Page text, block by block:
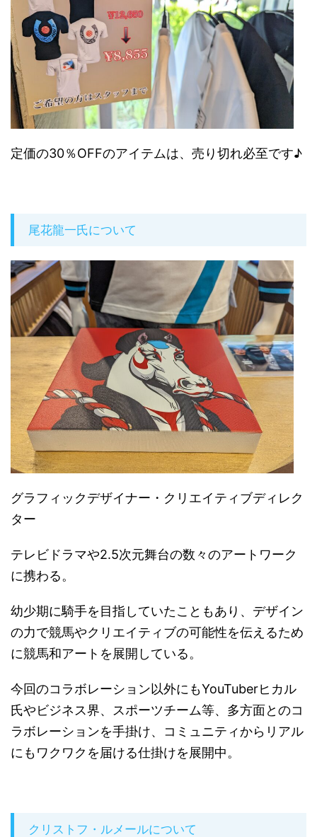
定価の30％OFFのアイテムは、売り切れ必至です♪
尾花龍一氏について
グラフィックデザイナー・クリエイティブディレク
ター
テレビドラマや2.5次元舞台の数々のアートワーク
に携わる。
幼少期に騎手を目指していたこともあり、デザイン
の力で競馬やクリエイティブの可能性を伝えるため
に競馬和アートを展開している。
今回のコラボレーション以外にもYouTuberヒカル
氏やビジネス界、スポーツチーム等、多方面とのコ
ラボレーションを手掛け、コミュニティからリアル
にもワクワクを届ける仕掛けを展開中。
クリストフ・ルメールについて